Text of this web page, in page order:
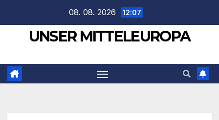
springen
08. 08. 2026 12:07
UNSER MITTELEUROPA